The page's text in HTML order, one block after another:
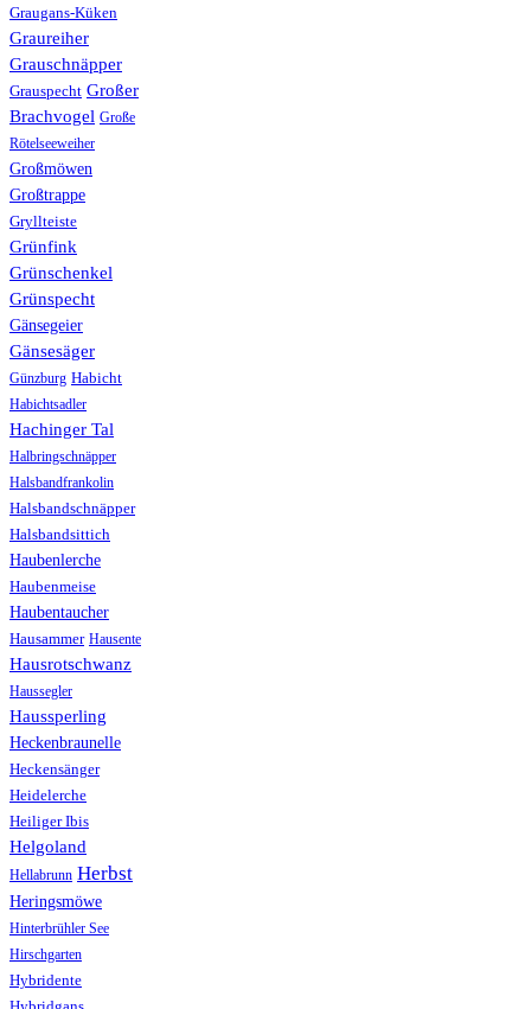
Graugans-Küken
Graureiher
Grauschnäpper
Grauspecht Großer
Brachvogel Große
Rötelseeweiher
Großmöwen
Großtrappe
Gryllteiste
Grünfink
Grünschenkel
Grünspecht
Gänsegeier
Gänsesäger
Günzburg Habicht
Habichtsadler
Hachinger Tal
Halbringschnäpper
Halsbandfrankolin
Halsbandschnäpper
Halsbandsittich
Haubenlerche
Haubenmeise
Haubentaucher
Hausammer Hausente
Hausrotschwanz
Haussegler
Haussperling
Heckenbraunelle
Heckensänger
Heidelerche
Heiliger Ibis
Helgoland
Hellabrunn Herbst
Heringsmöwe
Hinterbrühler See
Hirschgarten
Hybridente